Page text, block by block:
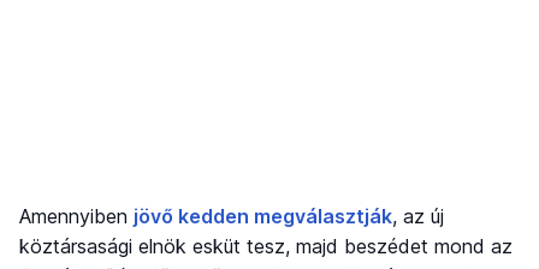
Amennyiben jövő kedden megválasztják, az új
köztársasági elnök esküt tesz, majd beszédet mond az